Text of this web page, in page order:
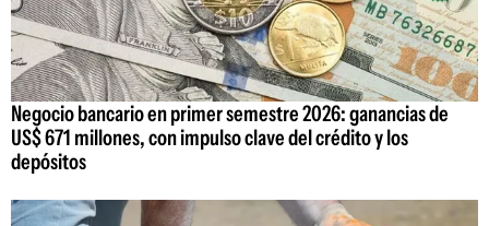
Negocio bancario en primer semestre 2026: ganancias de
US$ 671 millones, con impulso clave del crédito y los
depósitos